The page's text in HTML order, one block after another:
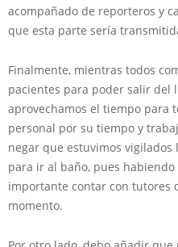
acompañado de reporteros y
que esta parte sería
Finalmente, mientras todos
pacientes para poder salir del
aprovechamos el tiempo para
personal por su tiempo y
negar que estuvimos
para ir al baño, pues
importante contar con tutores
momento.